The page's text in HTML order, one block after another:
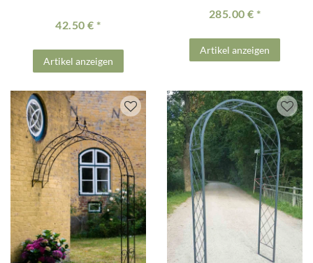
42.50 €
Artikel anzeigen
285.00 €
Artikel anzeigen